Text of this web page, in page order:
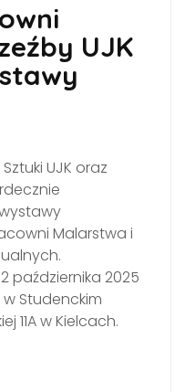
UJK
UJK oraz
Malarstwa i
października 2025
Studenckim
11A w Kielcach.